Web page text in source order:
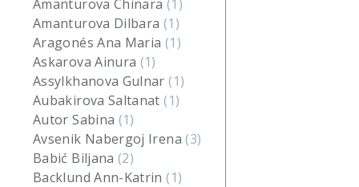
Amanturova Chinara (1)
Amanturova Dilbara (1)
Aragonés Ana Maria (1)
Askarova Ainura (1)
Assylkhanova Gulnar(1)
Aubakirova Saltanat(1)
Autor Sabina (1)
Avsenik Nabergoj Irena(3)
Babić Biljana(2)
Backlund Ann-Katrin(1)